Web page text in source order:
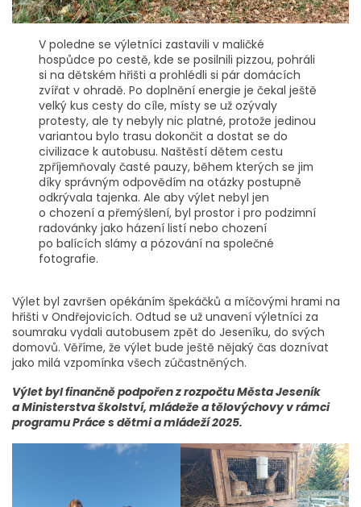
V poledne se výletníci zastavili v maličké
hospůdce po cestě, kde se posilnili pizzou, pohráli
si na dětském hřišti a prohlédli si pár domácích
zvířat v ohradě. Po doplnění energie je čekal ještě
velký kus cesty do cíle, místy se už ozývaly
protesty, ale ty nebyly nic platné, protože jedinou
variantou bylo trasu dokončit a dostat se do
civilizace k autobusu. Naštěstí dětem cestu
zpříjemňovaly časté pauzy, během kterých se jim
díky správným odpovědím na otázky postupně
odkrývala tajenka. Ale aby výlet nebyl jen
o chození a přemýšlení, byl prostor i pro podzimní
radovánky jako házení listí nebo chození
po balících slámy a pózování na společné
fotografie.
Výlet byl završen opékáním špekáčků a míčovými hrami na
hřišti v Ondřejovicích. Odtud se už unavení výletníci za
soumraku vydali autobusem zpět do Jeseníku, do svých
domovů. Věříme, že výlet bude ještě nějaký čas doznívat
jako milá vzpomínka všech zúčastněných.
Výlet byl finančně podpořen z rozpočtu Města Jeseník
a Ministerstva školství, mládeže a tělovýchovy v rámci
programu Práce s dětmi a mládeží 2025.